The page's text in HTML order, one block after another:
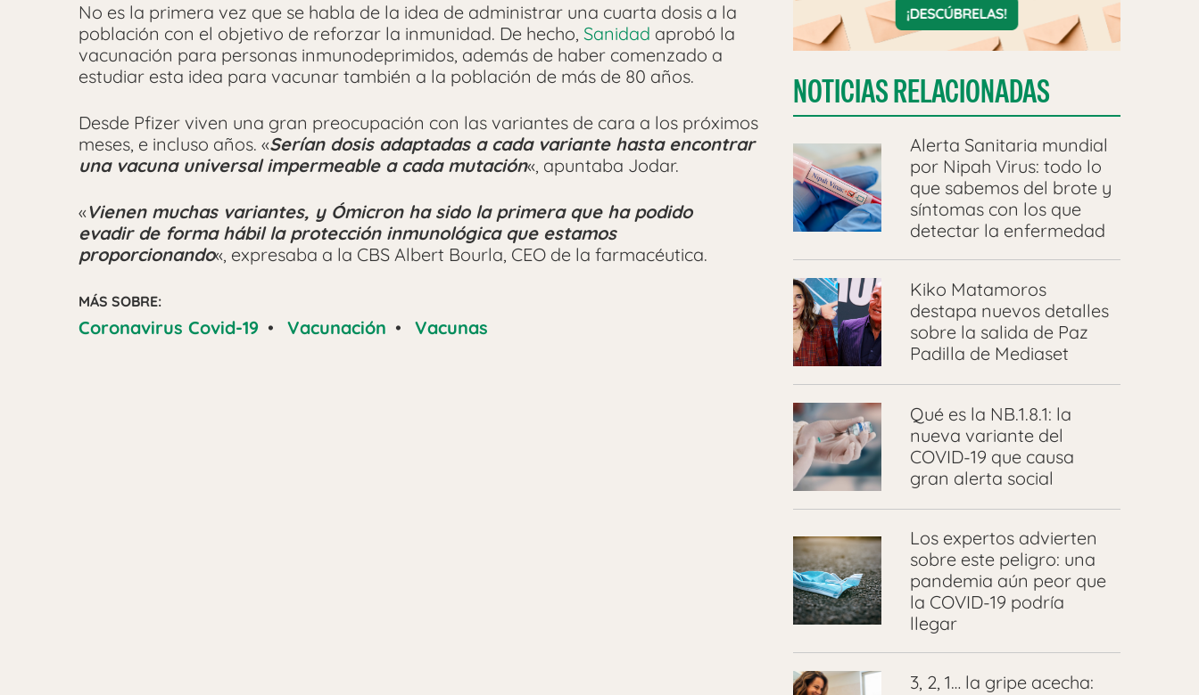
No es la primera vez que se habla de la idea de administrar una cuarta dosis a la
población con el objetivo de reforzar la inmunidad. De hecho, Sanidad aprobó la
vacunación para personas inmunodeprimidos, además de haber comenzado a
estudiar esta idea para vacunar también a la población de más de 80 años.
Desde Pfizer viven una gran preocupación con las variantes de cara a los próximos
meses, e incluso años. «Serían dosis adaptadas a cada variante hasta encontrar
una vacuna universal impermeable a cada mutación«, apuntaba Jodar.
«Vienen muchas variantes, y Ómicron ha sido la primera que ha podido
evadir de forma hábil la protección inmunológica que estamos
proporcionando«, expresaba a la CBS Albert Bourla, CEO de la farmacéutica.
MÁS SOBRE:
Coronavirus Covid-19 • Vacunación • Vacunas
NOTICIAS RELACIONADAS
Alerta Sanitaria mundial
por Nipah Virus: todo lo
que sabemos del brote y
síntomas con los que
detectar la enfermedad
Kiko Matamoros
destapa nuevos detalles
sobre la salida de Paz
Padilla de Mediaset
Qué es la NB.1.8.1: la
nueva variante del
COVID-19 que causa
gran alerta social
Los expertos advierten
sobre este peligro: una
pandemia aún peor que
la COVID-19 podría
llegar
3, 2, 1… la gripe acecha: